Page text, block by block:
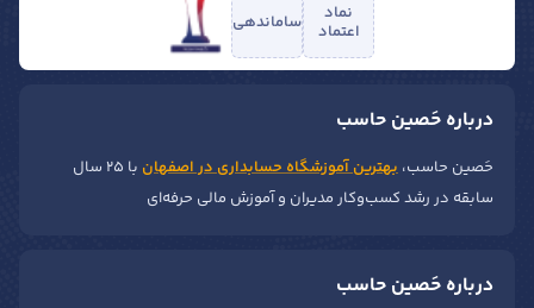
نماد
اعتماد
ساماندهی
درباره حَصین حاسب
حَصین حاسب، بهترین آموزشگاه حسابداری در اصفهان
با ۲۵ سال
سابقه در رشد کسب‌وکار مدیران و آموزش مالی حرفه‌ای
درباره حَصین حاسب